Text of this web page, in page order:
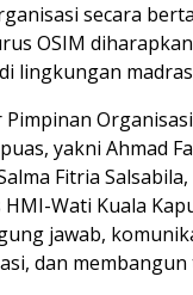
secara
OSIM
lingkungan
yakni Ahmad
Fitria
Wati Kuala
jawab,
dan membangun